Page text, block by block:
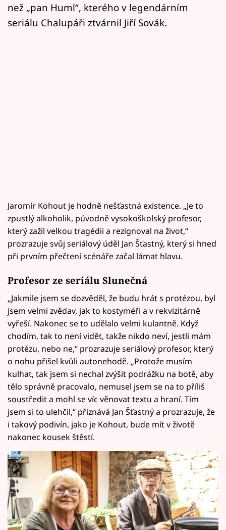
než „pan Huml“, kterého v legendárním
seriálu Chalupáři ztvárnil Jiří Sovák.
Jaromír Kohout je hodně nešťastná existence. „Je to
zpustlý alkoholik, původně vysokoškolský profesor,
který zažil velkou tragédii a rezignoval na život,“
prozrazuje svůj seriálový úděl Jan Šťastný, který si hned
při prvním přečtení scénáře začal lámat hlavu.
Profesor ze seriálu Slunečná
„Jakmile jsem se dozvěděl, že budu hrát s protézou, byl
jsem velmi zvědav, jak to kostyméři a v rekvizitárně
vyřeší. Nakonec se to udělalo velmi kulantně. Když
chodím, tak to není vidět, takže nikdo neví, jestli mám
protézu, nebo ne,“ prozrazuje seriálový profesor, který
o nohu přišel kvůli autonehodě. „Protože musím
kulhat, tak jsem si nechal zvýšit podrážku na botě, aby
tělo správně pracovalo, nemusel jsem se na to příliš
soustředit a mohl se víc věnovat textu a hraní. Tím
jsem si to ulehčil,“ přiznává Jan Šťastný a prozrazuje, že
i takový podivín, jako je Kohout, bude mít v životě
nakonec kousek štěstí.